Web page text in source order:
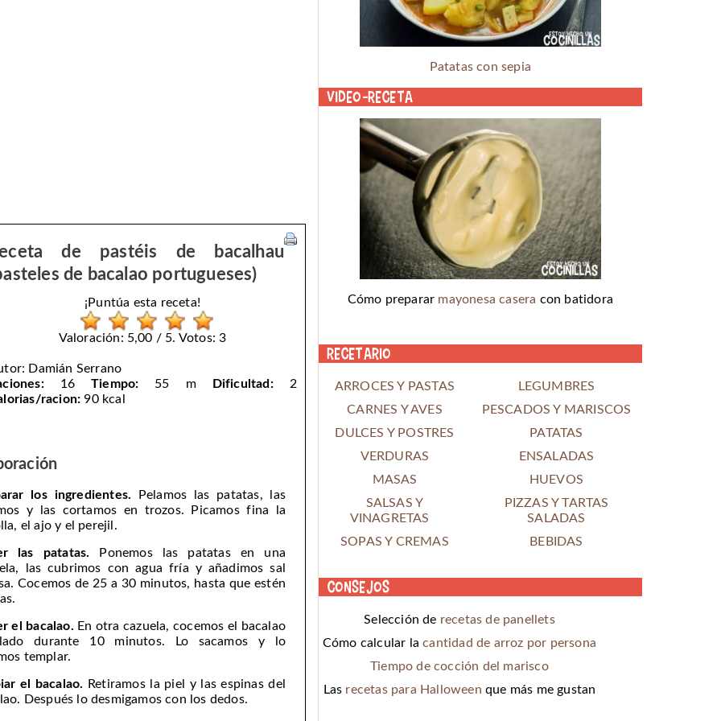
de pastéis de bacalhau
de bacalao portugueses)
¡Puntúa esta receta!
Valoración: 5,00 / 5. Votos: 3
Damián Serrano
16 Tiempo: 55 m Dificultad:2
racion: 90 kcal
los ingredientes. Pelamos las patatas, las
y las cortamos en trozos. Picamos fina la
el ajo y el perejil.
las patatas. Ponemos las patatas en una
las cubrimos con agua fría y añadimos sal
Cocemos de 25 a 30 minutos, hasta que estén
el bacalao. En otra cazuela, cocemos el bacalao
durante 10 minutos. Lo sacamos y lo
templar.
el bacalao. Retiramos la piel y las espinas del
Después lo desmigamos con los dedos.
Patatas con sepia
Video-receta
Cómo preparar mayonesa casera con batidora
Recetario
ARROCES Y PASTAS
LEGUMBRES
CARNES Y AVES
PESCADOS Y MARISCOS
DULCES Y POSTRES
PATATAS
VERDURAS
ENSALADAS
MASAS
HUEVOS
SALSAS Y
VINAGRETAS
PIZZAS Y TARTAS
SALADAS
SOPAS Y CREMAS
BEBIDAS
Consejos
Selección de recetas de panellets
Cómo calcular lacantidad de arroz por persona
Tiempo de cocción del marisco
Las recetas para Halloween que más me gustan